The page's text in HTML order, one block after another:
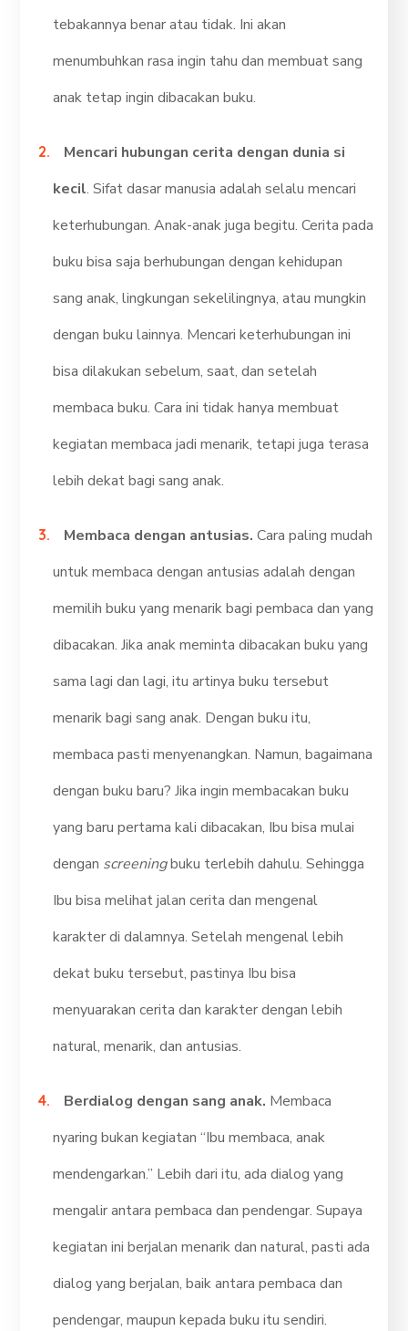
tebakannya benar atau tidak. Ini akan
menumbuhkan rasa ingin tahu dan membuat sang
anak tetap ingin dibacakan buku.
Mencari hubungan cerita dengan dunia si
kecil. Sifat dasar manusia adalah selalu mencari
keterhubungan. Anak-anak juga begitu. Cerita pada
buku bisa saja berhubungan dengan kehidupan
sang anak, lingkungan sekelilingnya, atau mungkin
dengan buku lainnya. Mencari keterhubungan ini
bisa dilakukan sebelum, saat, dan setelah
membaca buku. Cara ini tidak hanya membuat
kegiatan membaca jadi menarik, tetapi juga terasa
lebih dekat bagi sang anak.
Membaca dengan antusias. Cara paling mudah
untuk membaca dengan antusias adalah dengan
memilih buku yang menarik bagi pembaca dan yang
dibacakan. Jika anak meminta dibacakan buku yang
sama lagi dan lagi, itu artinya buku tersebut
menarik bagi sang anak. Dengan buku itu,
membaca pasti menyenangkan. Namun, bagaimana
dengan buku baru? Jika ingin membacakan buku
yang baru pertama kali dibacakan, Ibu bisa mulai
dengan screeningbuku terlebih dahulu. Sehingga
Ibu bisa melihat jalan cerita dan mengenal
karakter di dalamnya. Setelah mengenal lebih
dekat buku tersebut, pastinya Ibu bisa
menyuarakan cerita dan karakter dengan lebih
natural, menarik, dan antusias.
Berdialog dengan sang anak. Membaca
nyaring bukan kegiatan “Ibu membaca, anak
mendengarkan.” Lebih dari itu, ada dialog yang
mengalir antara pembaca dan pendengar. Supaya
kegiatan ini berjalan menarik dan natural, pasti ada
dialog yang berjalan, baik antara pembaca dan
pendengar, maupun kepada buku itu sendiri.